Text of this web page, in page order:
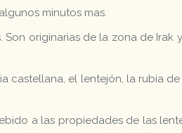
minutos mas.
originarias de la zona de Irak
castellana, el lentejón, la rubia
a las propiedades de las